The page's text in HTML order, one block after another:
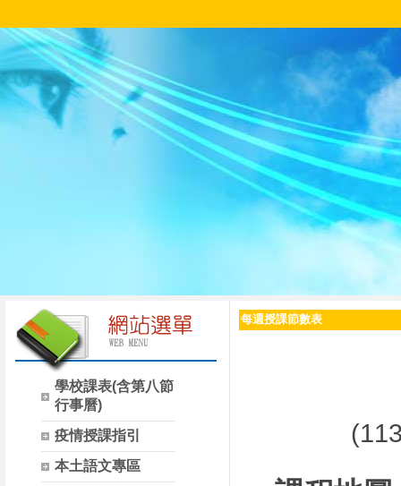
學校課表(含第八節
行事曆)
疫情授課指引
本土語文專區
每週授課節數表